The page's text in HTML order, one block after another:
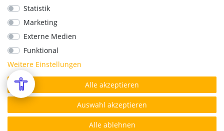
Statistik
Marketing
Externe Medien
Funktional
Weitere Einstellungen
Alle akzeptieren
Auswahl akzeptieren
Alle ablehnen
Geprüfte Sicherheit
*Alle Preise verstehen sich inkl. MwSt. zzgl. Versandkosten.
© Copyright 2026 | Alle Rechte vorbehalten.